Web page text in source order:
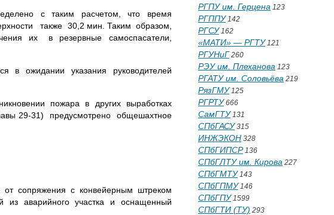
с таким расчетом, что время
также 30,2 мин. Таким образом,
их в резервные самоспасатели,
в ожидании указания руководителей
пожара в других выработках
29-31) предусмотрено общешахтное
от сопряжения с конвейерным штреком
аварийного участка и оснащенный
РГПУ им. Герцена 123
РГППУ142
РГСУ162
«МАТИ» — РГТУ121
РГУНиГ 260
РЭУ им. Плеханова 123
РГАТУ им. Соловьёва 219
РязГМУ125
РГРТУ666
СамГТУ131
СПбГАСУ315
ИНЖЭКОН 328
СПбГИПСР136
СПбГЛТУ им. Кирова 227
СПбГМТУ143
СПбГПМУ146
СПбГПУ1599
СПбГТИ (ТУ) 293